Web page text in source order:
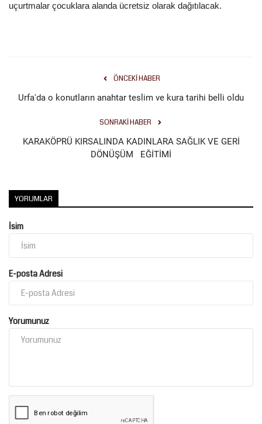
uçurtmalar çocuklara alanda ücretsiz olarak dağıtılacak.
ÖNCEKI HABER
Urfa'da o konutların anahtar teslim ve kura tarihi belli oldu
SONRAKI HABER
KARAKÖPRÜ KIRSALINDA KADINLARA SAĞLIK VE GERİ
DÖNÜŞÜM EĞİTİMİ
YORUMLAR
İsim
E-posta Adresi
Yorumunuz